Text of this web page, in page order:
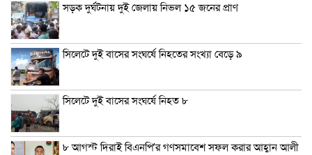
সড়ক দুর্ঘটনায় দুই জেলায় নিভল ১৫ জনের প্রাণ
সিলেটে দুই বাসের সংঘর্ষে নিহতের সংখ্যা বেড়ে ৯
সিলেটে দুই বাসের সংঘর্ষে নিহত ৮
৮ আগস্ট দিরাই বিএনপি’র গণসমাবেশ সফল করার আহ্বান আলী